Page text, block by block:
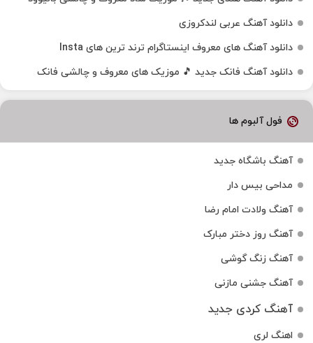
دانلود آهنگ عربی لندکروزی
دانلود آهنگ‌ های معروف اینستاگرام ترند ترین های Insta
دانلود آهنگ فانک جدید 🎵 موزیک‌ های معروف و چالشی فانک
فول آلبوم ها
آهنگ باشگاه جدید
مداحی بیس دار
آهنگ ولادت امام رضا
آهنگ روز دختر مبارک
آهنگ زنگ گوشی
آهنگ جشنی مازنی
آهنگ کردی جدید
اهنگ لری